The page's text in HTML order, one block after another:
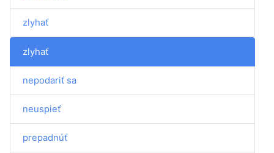
zlyhať
zlyhať
nepodariť sa
neuspieť
prepadnúť